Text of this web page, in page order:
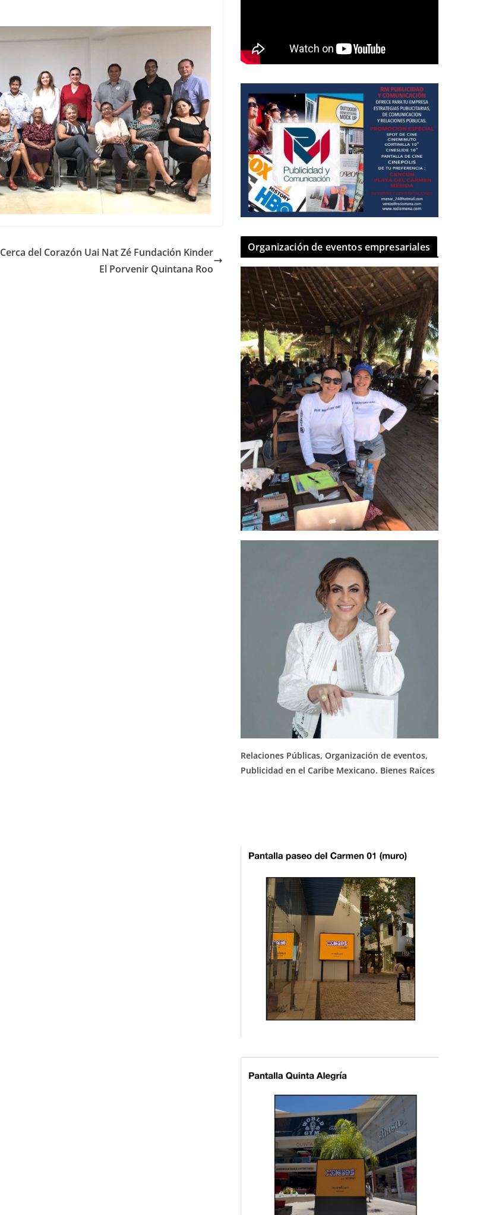
Cerca del Corazón Uai Nat Zé Fundación Kinder
El Porvenir Quintana Roo
Organización de eventos empresariales
Relaciones Públicas, Organización de eventos,
Publicidad en el Caribe Mexicano. Bienes Raíces